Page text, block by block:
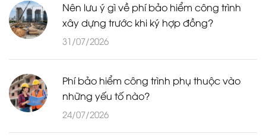
Nên lưu ý gì về phí bảo hiểm công trình
xây dựng trước khi ký hợp đồng?
31/07/2026
Phí bảo hiểm công trình phụ thuộc vào
những yếu tố nào?
24/07/2026